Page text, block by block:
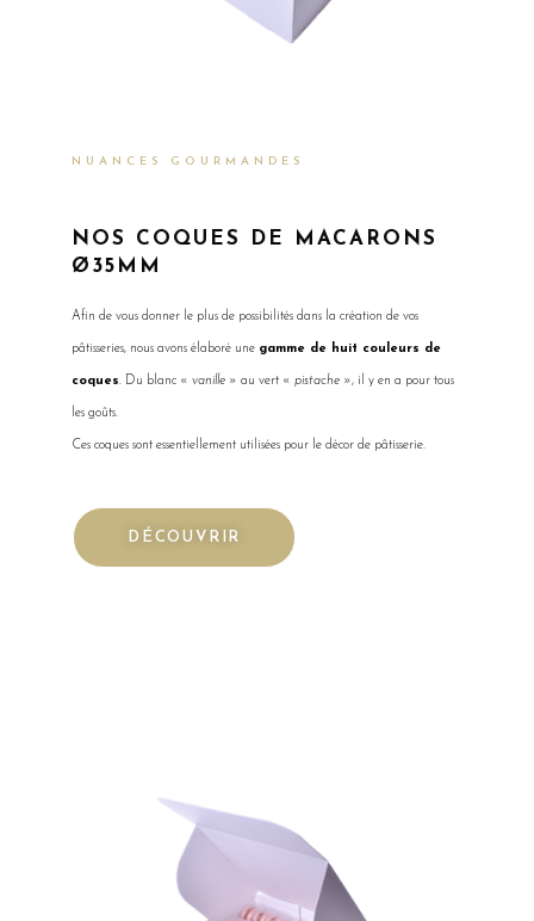
NUANCES GOURMANDES
NOS COQUES DE MACARONS
Ø35MM
Afin de vous donner le plus de possibilités dans la création de vos
pâtisseries, nous avons élaboré une gamme de huit couleurs de
coques. Du blanc « vanille » au vert « pistache », il y en a pour tous
les goûts.
Ces coques sont essentiellement utilisées pour le décor de pâtisserie.
DÉCOUVRIR